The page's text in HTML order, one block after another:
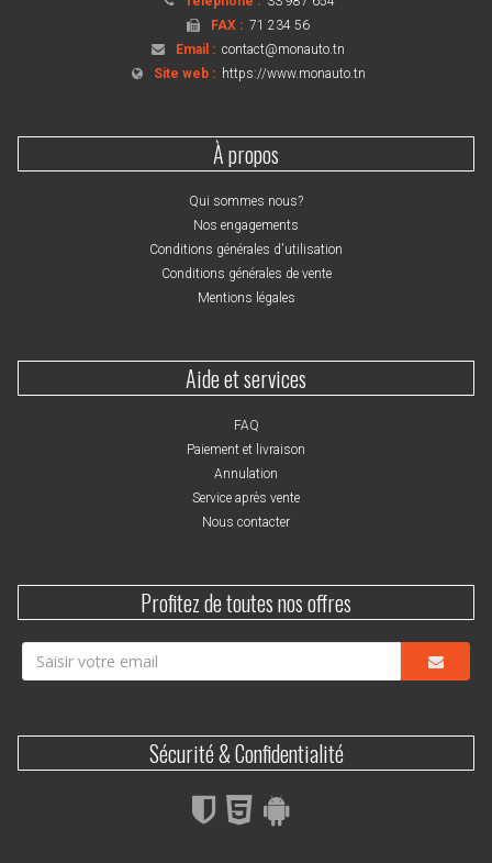
FAX :71 234 56
Email :contact@monauto.tn
Site web : https://www.monauto.tn
À propos
Qui sommes nous?
Nos engagements
Conditions générales d'utilisation
Conditions générales de vente
Mentions légales
Aide et services
FAQ
Paiement et livraison
Annulation
Service après vente
Nous contacter
Profitez de toutes nos offres
Sécurité & Confidentialité